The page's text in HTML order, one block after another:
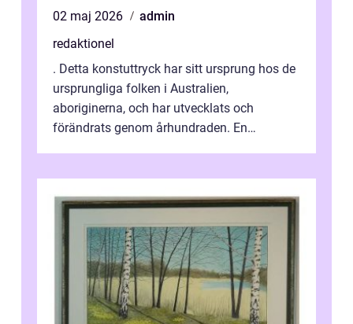
02 maj 2026
admin
redaktionel
. Detta konstuttryck har sitt ursprung hos de
ursprungliga folken i Australien,
aboriginerna, och har utvecklats och
förändrats genom århundraden. En